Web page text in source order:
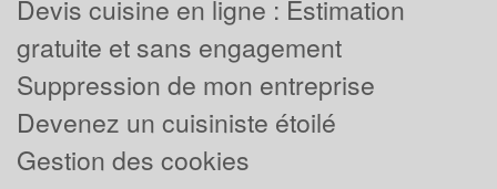
Devis cuisine en ligne : Estimation
gratuite et sans engagement
Suppression de mon entreprise
Devenez un cuisiniste étoilé
Gestion des cookies